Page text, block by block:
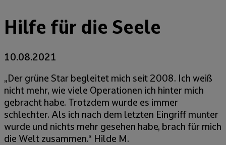
Hilfe für die Seele
10.08.2021
„Der grüne Star begleitet mich seit 2008. Ich weiß
nicht mehr, wie viele Operationen ich hinter mich
gebracht habe. Trotzdem wurde es immer
schlechter. Als ich nach dem letzten Eingriff munter
wurde und nichts mehr gesehen habe, brach für mich
die Welt zusammen.“ Hilde M.